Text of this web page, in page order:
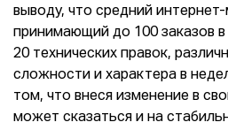
выводу, что средний
принимающий до 100 заказов
20 технических правок,
сложности и характера в
том, что внеся изменение в
может сказаться и на